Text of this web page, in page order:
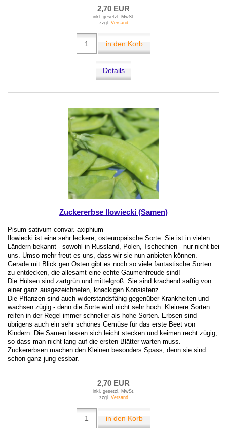
2,70 EUR
inkl. gesetzl. MwSt.
zzgl. Versand
in den Korb
Details
Zuckererbse Ilowiecki (Samen)
Pisum sativum convar. axiphium
Ilowiecki ist eine sehr leckere, osteuropäische Sorte. Sie ist in vielen
Ländern bekannt - sowohl in Russland, Polen, Tschechien - nur nicht bei
uns. Umso mehr freut es uns, dass wir sie nun anbieten können.
Gerade mit Blick gen Osten gibt es noch so viele fantastische Sorten
zu entdecken, die allesamt eine echte Gaumenfreude sind!
Die Hülsen sind zartgrün und mittelgroß. Sie sind krachend saftig von
einer ganz ausgezeichneten, knackigen Konsistenz.
Die Pflanzen sind auch widerstandsfähig gegenüber Krankheiten und
wachsen zügig - denn die Sorte wird nicht sehr hoch. Kleinere Sorten
reifen in der Regel immer schneller als hohe Sorten. Erbsen sind
übrigens auch ein sehr schönes Gemüse für das erste Beet von
Kindern. Die Samen lassen sich leicht stecken und keimen recht zügig,
so dass man nicht lang auf die ersten Blätter warten muss.
Zuckererbsen machen den Kleinen besonders Spass, denn sie sind
schon ganz jung essbar.
2,70 EUR
inkl. gesetzl. MwSt.
zzgl. Versand
in den Korb